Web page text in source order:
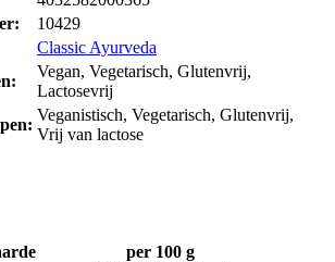
10429
Classic Ayurveda
Vegan, Vegetarisch, Glutenvrij,
Lactosevrij
Veganistisch, Vegetarisch, Glutenvrij,
Vrij van lactose
per 100 g